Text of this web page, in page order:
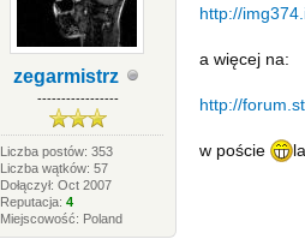
zegarmistrz
-----------------
Liczba postów: 353
Liczba wątków: 57
Dołączył: Oct 2007
Reputacja:4
Miejscowość: Poland
http://
a więcej na:
http://
w poście